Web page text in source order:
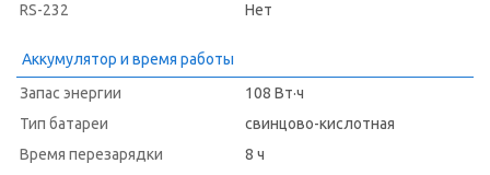
RS-232
Нет
Аккумулятор и время работы
Запас энергии
108 Вт·ч
Тип батареи
свинцово-кислотная
Время перезарядки
8 ч